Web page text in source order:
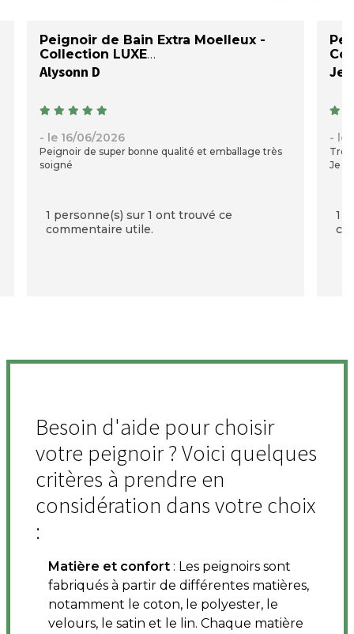
Peignoir de Bain Extra Moelleux -
Collection LUXE
Alysonn D
- le 16/06/2026
Peignoir de super bonne qualité et emballage très
soigné
1 personne(s) sur 1 ont trouvé ce
commentaire utile.
- le
Très
Je
1
Besoin d'aide pour choisir
votre peignoir ? Voici quelques
critères à prendre en
considération dans votre choix
:
Matière et confort : Les peignoirs sont
fabriqués à partir de différentes matières,
notamment le coton, le polyester, le
velours, le satin et le lin. Chaque matière